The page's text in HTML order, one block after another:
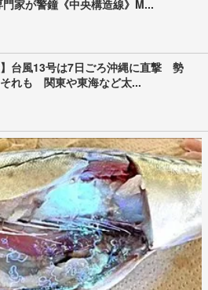
家が警鐘《中央構造線》M...
】台風13号は7日ごろ沖縄に直撃 勢
れも 関東や東海など太...